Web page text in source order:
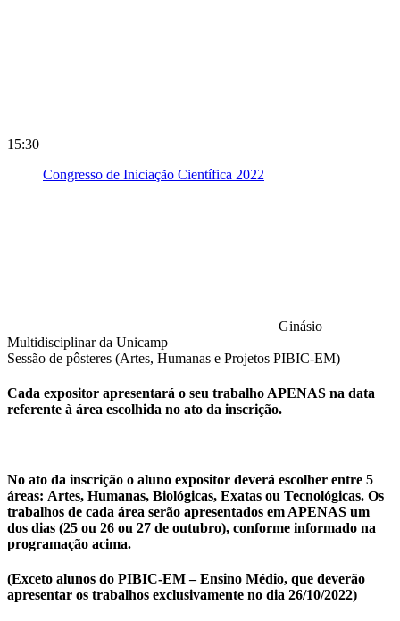
15:30
Congresso de Iniciação Científica 2022
Ginásio
Multidisciplinar da Unicamp
Sessão de pôsteres (Artes, Humanas e Projetos PIBIC-EM)
Cada expositor apresentará o seu trabalho APENAS na data
referente à área escolhida no ato da inscrição.
No ato da inscrição o aluno expositor deverá escolher entre 5
áreas: Artes, Humanas, Biológicas, Exatas ou Tecnológicas. Os
trabalhos de cada área serão apresentados em APENAS um
dos dias (25 ou 26 ou 27 de outubro), conforme informado na
programação acima.
(Exceto alunos do PIBIC-EM – Ensino Médio, que deverão
apresentar os trabalhos exclusivamente no dia 26/10/2022)